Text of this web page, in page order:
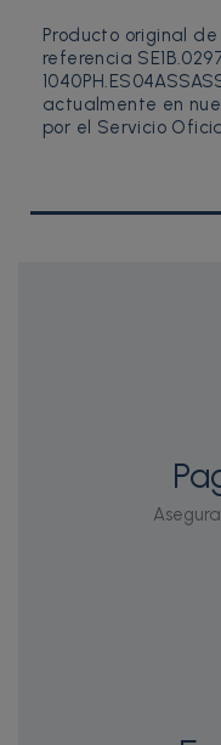
Producto original
referencia
actualmente en
por el Servicio